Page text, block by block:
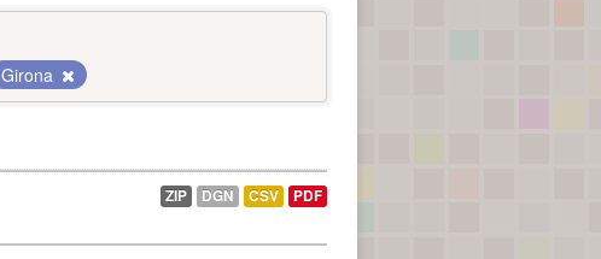
Girona
ZIP DGN CSV PDF